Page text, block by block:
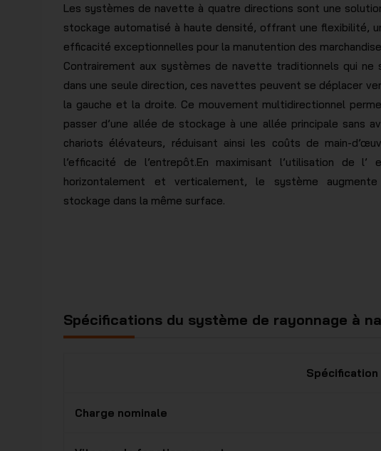
Les systèmes de navette à quatre directions sont une
stockage automatisé à haute densité, offrant une flexibilité,
efficacité exceptionnelles pour la manutention des
Contrairement aux systèmes de navette traditionnels qui ne
dans une seule direction, ces navettes peuvent se déplacer
la gauche et la droite. Ce mouvement multidirectionnel
passer d’une allée de stockage à une allée principale sans
chariots élévateurs, réduisant ainsi les coûts de main-
l’efficacité de l’entrepôt.En maximisant l’utilisation de
horizontalement et verticalement, le système
stockage dans la même surface.
Spécifications du système de rayonnage à
Spécification
Charge nominale